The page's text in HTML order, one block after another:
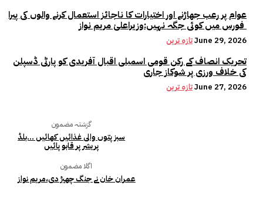
عوام پر رعب جھاڑنے اور اختیارات کا ناجائز استعمال کرنے والوں کی پیرا
تازہ ترینJune 29, 2026
تحریک انصاف کے رکن قومی اسمبلی اقبال آفریدی کو پارٹی ڈسپلن
کی خلاف ورزی پر شوکاز جاری
تازہ ترینJune 27, 2026
گزشتہ مضمون
سبز پتوں والی غذائیں کھائیں …بلڈ
پریشر پر قابو پائیں
اگلا مضمون
عمران خان نے جنگ چھیڑ دی،مریم نواز